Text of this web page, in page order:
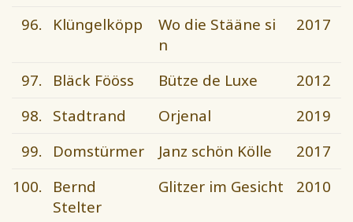
96.
Klüngelköpp
Wo die Stääne si
n
2017
97. Bläck Fööss Bütze de Luxe
2012
98.
Stadtrand Orjenal
2019
99.
Domstürmer Janz schön Kölle
2017
100.
Bernd
Stelter
Glitzer im Gesicht 2010